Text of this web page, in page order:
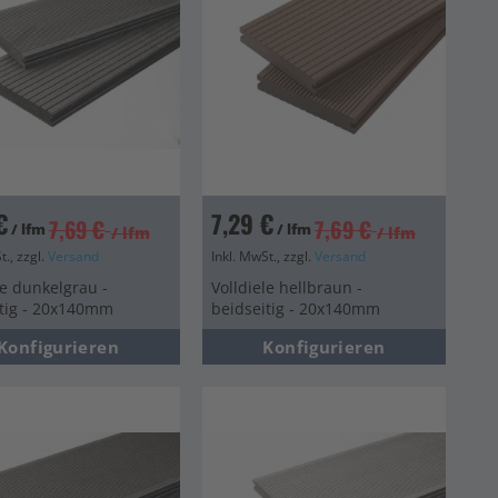
/ lfm 7,69 € / lfm
zzgl.Versand
dunkelgrau -
- 20x140mm
7,29 €/ lfm 7,69 € / lfm
Inkl. MwSt., zzgl. Versand
Volldiele hellbraun -
beidseitig - 20x140mm
Konfigurieren